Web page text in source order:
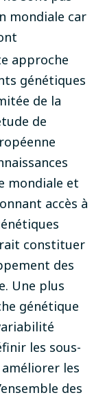
mondiale car
approche
génétiques
de la
de
mondiale et
accès à
constituer
des
Une plus
génétique
les sous-
les
des